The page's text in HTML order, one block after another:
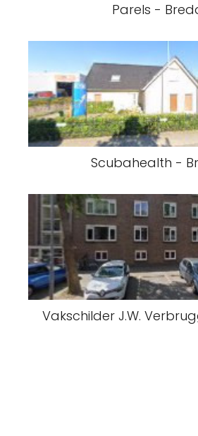
Parels -
Scubahealth -
Vakschilder J.W.